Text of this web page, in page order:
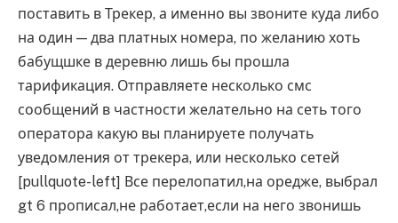
поставить в Трекер, а именно вы звоните куда либо
на один — два платных номера, по желанию хоть
бабущшке в деревню лишь бы прошла
тарификация. Отправляете несколько смс
сообщений в частности желательно на сеть того
оператора какую вы планируете получать
уведомления от трекера, или несколько сетей
[pullquote-left] Все перелопатил,на оредже, выбрал
gt 6 прописал,не работает,если на него звонишь